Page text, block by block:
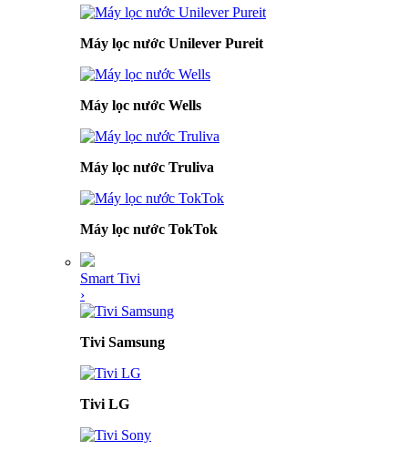
Máy lọc nước Unilever Pureit
Máy lọc nước Wells
Máy lọc nước Truliva
Máy lọc nước TokTok
Smart Tivi
›
Tivi Samsung
Tivi LG